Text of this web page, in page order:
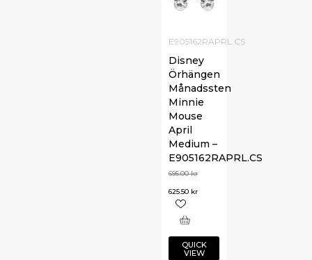
E905162RAPRL.CS
Disney
Örhängen
Månadssten
Minnie
Mouse
April
Medium –
E905162RAPRL.CS
695.00kr
625.50 kr
QUICK
VIEW